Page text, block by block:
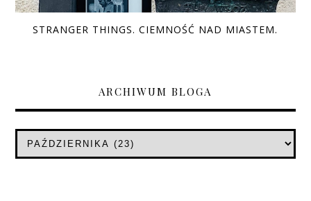
STRANGER THINGS. CIEMNOŚĆ NAD MIASTEM.
ARCHIWUM BLOGA